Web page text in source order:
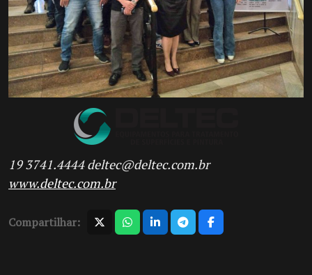
19 3741.4444 deltec@deltec.com.br
www.deltec.com.br
Compartilhar: